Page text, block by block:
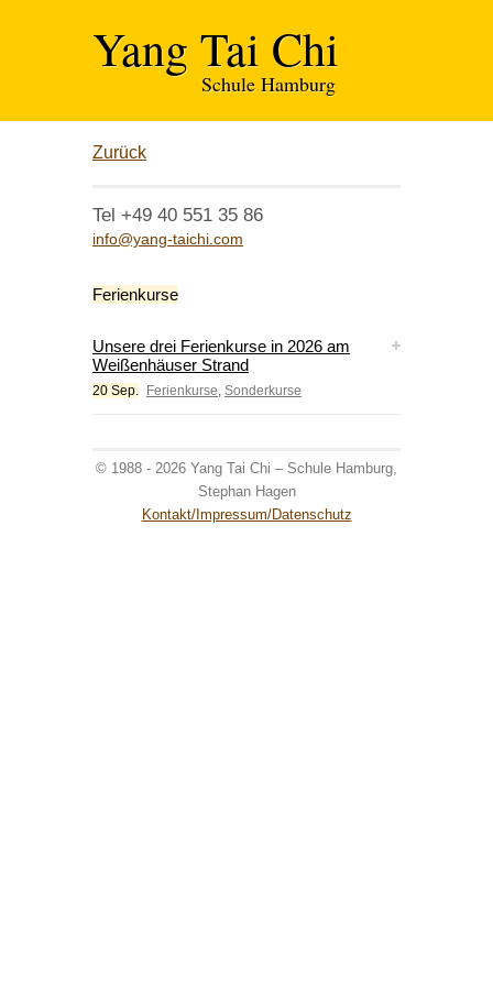
Yang Tai Chi
Schule Hamburg
Zurück
Tel +49 40 551 35 86
info@yang-taichi.com
Ferienkurse
Unsere drei Ferienkurse in 2026 am
Weißenhäuser Strand
20 Sep. Ferienkurse, Sonderkurse
© 1988 - 2026 Yang Tai Chi – Schule Hamburg,
Stephan Hagen
Kontakt/Impressum/Datenschutz